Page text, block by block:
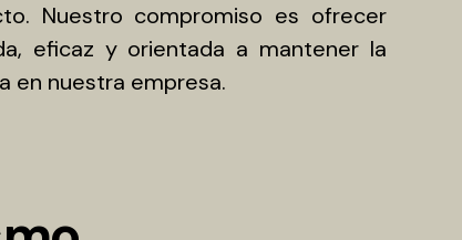
Nuestro compromiso es ofrecer
eficaz y orientada a mantener la
en nuestra empresa.